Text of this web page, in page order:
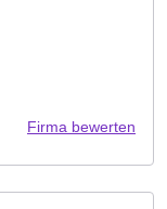
Firma bewerten